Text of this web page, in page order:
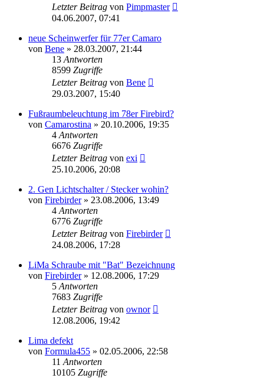
Letzter Beitrag von Pimpmaster
04.06.2007, 07:41
neue Scheinwerfer für 77er Camaro
von Bene » 28.03.2007, 21:44
13 Antworten
8599 Zugriffe
Letzter Beitrag von Bene
29.03.2007, 15:40
Fußraumbeleuchtung im 78er Firebird?
von Camarostina » 20.10.2006, 19:35
4 Antworten
6676 Zugriffe
Letzter Beitrag von exi
25.10.2006, 20:08
2. Gen Lichtschalter / Stecker wohin?
von Firebirder» 23.08.2006, 13:49
4 Antworten
6776 Zugriffe
Letzter Beitrag von Firebirder
24.08.2006, 17:28
LiMa Schraube mit "Bat" Bezeichnung
von Firebirder» 12.08.2006, 17:29
5 Antworten
7683 Zugriffe
Letzter Beitrag von ownor
12.08.2006, 19:42
Lima defekt
von Formula455 » 02.05.2006, 22:58
11 Antworten
10105 Zugriffe